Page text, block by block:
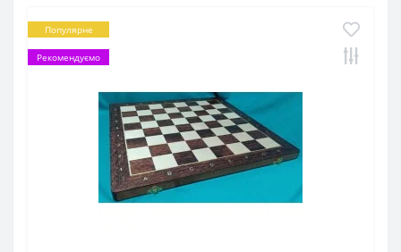
Популярне
Рекомендуємо